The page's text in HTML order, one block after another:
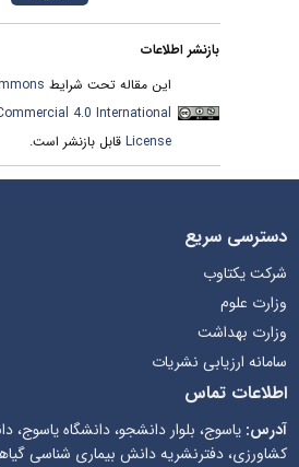
بازنشر اطلاعات
این مقاله تحت شرایط
4.0 International
Licenseقابل بازنشر است.
دسترسی سریع
شرکت یکتاوب
وزارت علوم
وزارت بهداشت
سامانه ارزیابی نشریات
اطلاعات تماس
آدرس:یاسوج، بلوار دانشجو، دانشگاه یاسوج،
کشاورزی، دفترنشریه دانش بیماری شناسی